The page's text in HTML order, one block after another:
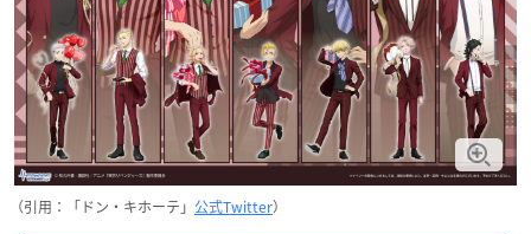
（引用：「ドン・キホーテ」 公式Twitter）